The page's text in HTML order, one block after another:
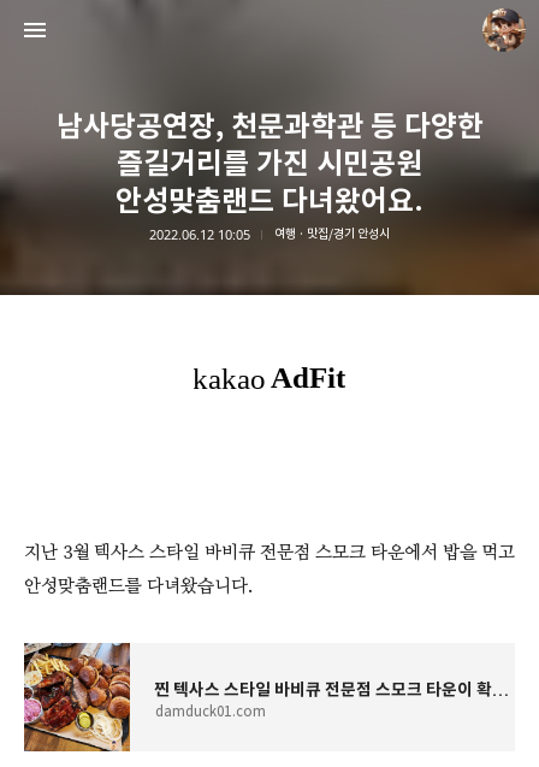
남사당공연장, 천문과학관 등 다양한
즐길거리를 가진 시민공원
안성맞춤랜드 다녀왔어요.
2022.06.12 10:05 여행 · 맛집/경기 안성시
지난 3월 텍사스 스타일 바비큐 전문점 스모크 타운에서 밥을 먹고
안성맞춤랜드를 다녀왔습니다.
찐 텍사스 스타일 바비큐 전문점 스모크 타운이 확장 이전했네요.
damduck01.com
담덕.